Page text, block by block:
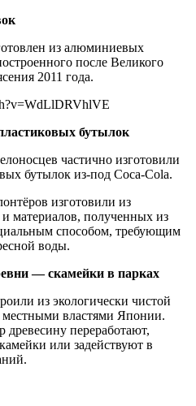
из алюминиевых
после Великого
2011 года.
бутылок
частично изготовили
бутылок из-под Coca-Cola.
изготовили из
и материалов, полученных из
способом, требующим
воды.
— скамейки в парках
из экологически чистой
властями Японии.
древесину переработают,
или задействуют в